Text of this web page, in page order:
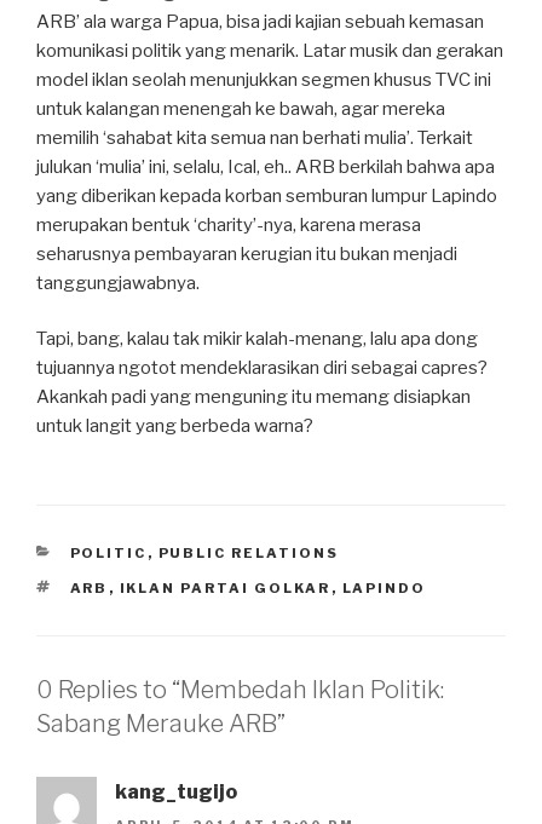
ARB’ ala warga Papua, bisa jadi kajian sebuah kemasan
komunikasi politik yang menarik. Latar musik dan gerakan
model iklan seolah menunjukkan segmen khusus TVC ini
untuk kalangan menengah ke bawah, agar mereka
memilih ‘sahabat kita semua nan berhati mulia’. Terkait
julukan ‘mulia’ ini, selalu, Ical, eh.. ARB berkilah bahwa apa
yang diberikan kepada korban semburan lumpur Lapindo
merupakan bentuk ‘charity’-nya, karena merasa
seharusnya pembayaran kerugian itu bukan menjadi
tanggungjawabnya.
Tapi, bang, kalau tak mikir kalah-menang, lalu apa dong
tujuannya ngotot mendeklarasikan diri sebagai capres?
Akankah padi yang menguning itu memang disiapkan
untuk langit yang berbeda warna?
CATEGORIES
POLITIC , PUBLIC RELATIONS
TAGS
ARB , IKLAN PARTAI GOLKAR , LAPINDO
0 Replies to “Membedah Iklan Politik:
Sabang Merauke ARB”
kang_tugijo